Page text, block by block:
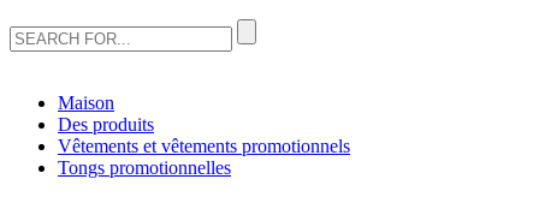
Maison
Des produits
Vêtements et vêtements promotionnels
Tongs promotionnelles